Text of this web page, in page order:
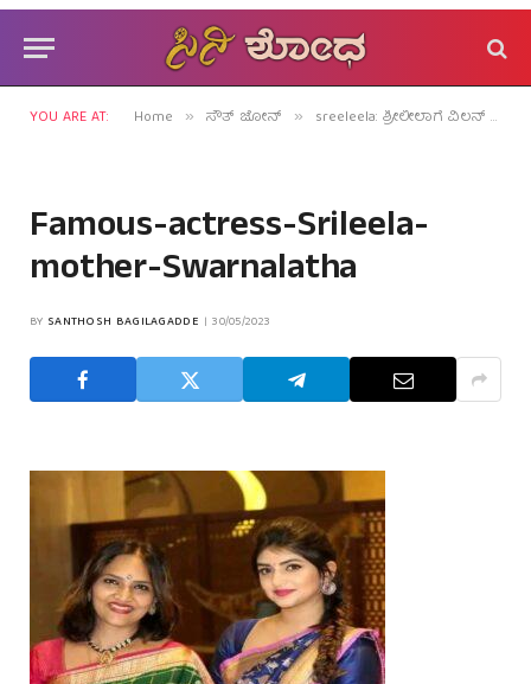
YOU ARE AT: Home » ಸೌತ್ ಜೋನ್ » sreeleela: ಶ್ರೀಲೀಲಾಗೆ ವಿಲನ್ ಆದಳೇ ಹಲ್ಲಿನ ಡಾಕ್ಟರ್?
Famous-actress-Srileela-
mother-Swarnalatha
BY SANTHOSH BAGILAGADDE 30/05/2023